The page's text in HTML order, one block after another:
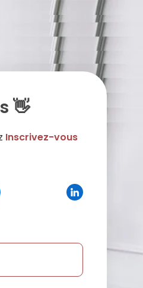
👋
Inscrivez-vous